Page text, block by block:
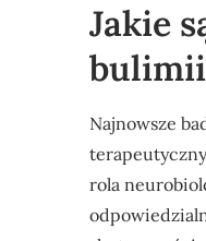
Jakie
Najnowsze
rola